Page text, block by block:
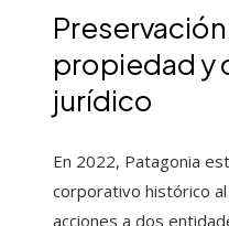
propiedad y
jurídico
En 2022, Patagonia
corporativo histórico
acciones a dos